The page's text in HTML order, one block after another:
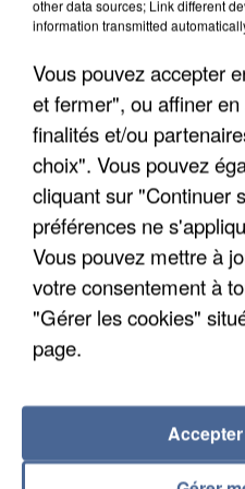
UNE TOURISTE DE
COULÉE DE BOUE EN
other data sources; Link different
information transmitted
Vous pouvez accepter
et fermer", ou affiner
finalités et/ou
choix". Vous pouvez
cliquant sur "Continuer
préférences ne
Vous pouvez mettre à
votre consentement à
"Gérer les cookies"
page.